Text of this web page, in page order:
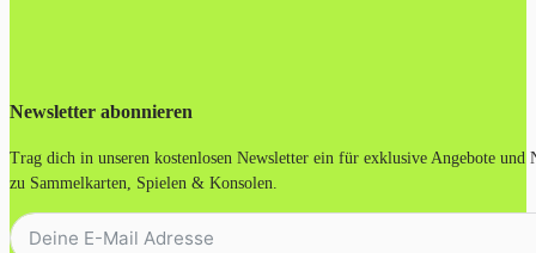
Newsletter abonnieren
Trag dich in unseren kostenlosen Newsletter ein für exklusive Angebote und
zu Sammelkarten, Spielen & Konsolen.